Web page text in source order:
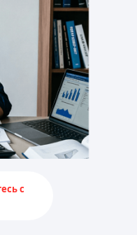
с